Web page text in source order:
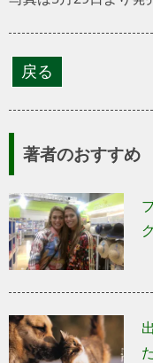
著者のおすすめ